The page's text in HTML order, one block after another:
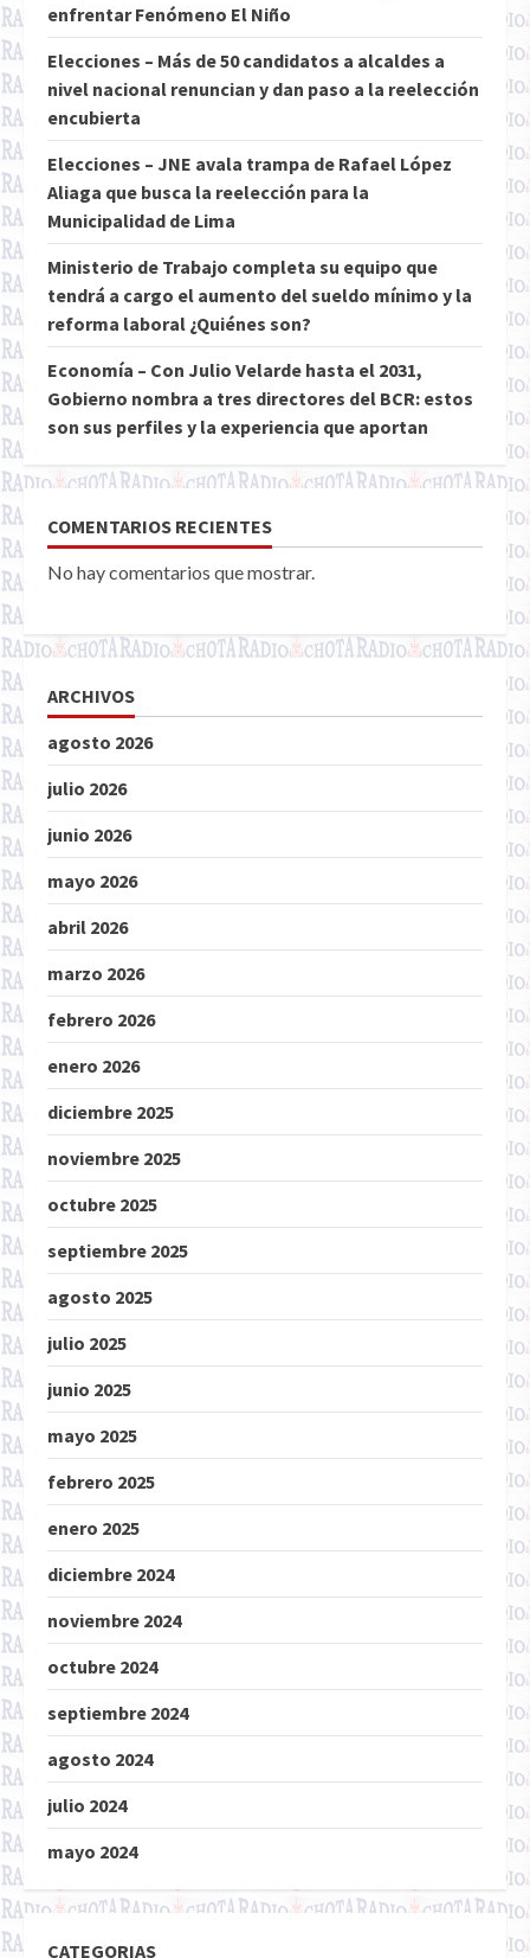
enfrentar Fenómeno El Niño
Elecciones – Más de 50 candidatos a alcaldes a
nivel nacional renuncian y dan paso a la reelección
encubierta
Elecciones – JNE avala trampa de Rafael López
Aliaga que busca la reelección para la
Municipalidad de Lima
Ministerio de Trabajo completa su equipo que
tendrá a cargo el aumento del sueldo mínimo y la
reforma laboral ¿Quiénes son?
Economía – Con Julio Velarde hasta el 2031,
Gobierno nombra a tres directores del BCR: estos
son sus perfiles y la experiencia que aportan
COMENTARIOS RECIENTES
No hay comentarios que mostrar.
ARCHIVOS
agosto 2026
julio 2026
junio 2026
mayo 2026
abril 2026
marzo 2026
febrero 2026
enero 2026
diciembre 2025
noviembre 2025
octubre 2025
septiembre 2025
agosto 2025
julio 2025
junio 2025
mayo 2025
febrero 2025
enero 2025
diciembre 2024
noviembre 2024
octubre 2024
septiembre 2024
agosto 2024
julio 2024
mayo 2024
CATEGORIAS